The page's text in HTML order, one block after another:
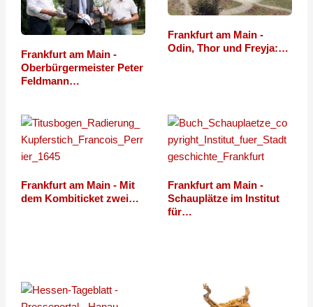
Frankfurt am Main -
Oberbürgermeister Peter
Feldmann…
Frankfurt am Main -
Odin, Thor und Freyja:…
Frankfurt am Main - Mit
dem Kombiticket zwei…
Frankfurt am Main -
Schauplätze im Institut
für…